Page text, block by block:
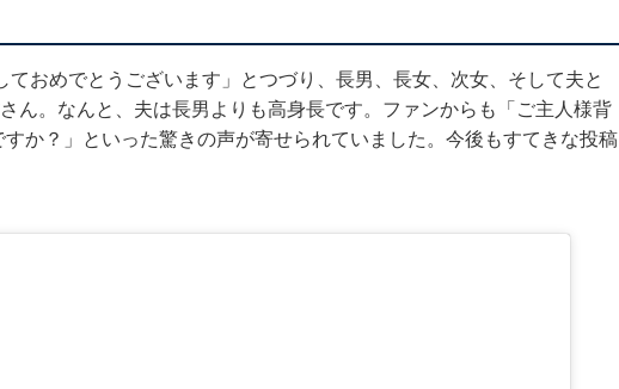
ておめでとうございます」とつづり、長男、長女、次女、そして夫と
ん。なんと、夫は長男よりも高身長です。ファンからも「ご主人様背
か？」といった驚きの声が寄せられていました。今後もすてきな投稿